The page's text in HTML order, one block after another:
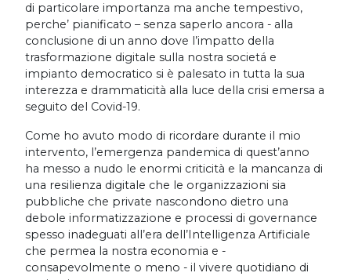
di particolare importanza ma anche tempestivo,
perche’ pianificato – senza saperlo ancora - alla
conclusione di un anno dove l’impatto della
trasformazione digitale sulla nostra societá e
impianto democratico si è palesato in tutta la sua
interezza e drammaticità alla luce della crisi emersa a
seguito del Covid-19.
Come ho avuto modo di ricordare durante il mio
intervento, l’emergenza pandemica di quest’anno
ha messo a nudo le enormi criticità e la mancanza di
una resilienza digitale che le organizzazioni sia
pubbliche che private nascondono dietro una
debole informatizzazione e processi di governance
spesso inadeguati all’era dell’Intelligenza Artificiale
che permea la nostra economia e -
consapevolmente o meno - il vivere quotidiano di